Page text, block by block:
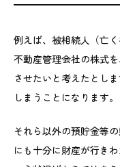
例えば、被相続人（亡
不動産管理会社の株式
させたいと考えたとし
しまうことになります。
それら以外の預貯金等
にも十分に財産が行き